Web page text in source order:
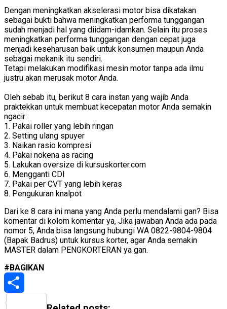
Dengan meningkatkan akselerasi motor bisa dikatakan
sebagai bukti bahwa meningkatkan performa tunggangan
sudah menjadi hal yang diidam-idamkan. Selain itu proses
meningkatkan performa tunggangan dengan cepat juga
menjadi keseharusan baik untuk konsumen maupun Anda
sebagai mekanik itu sendiri.
Tetapi melakukan modifikasi mesin motor tanpa ada ilmu
justru akan merusak motor Anda.
Oleh sebab itu, berikut 8 cara instan yang wajib Anda
praktekkan untuk membuat kecepatan motor Anda semakin
ngacir :
1. Pakai roller yang lebih ringan
2. Setting ulang spuyer
3. Naikan rasio kompresi
4. Pakai nokena as racing
5. Lakukan oversize di kursuskorter.com
6. Mengganti CDI
7. Pakai per CVT yang lebih keras
8. Pengukuran knalpot
Dari ke 8 cara ini mana yang Anda perlu mendalami gan? Bisa
komentar di kolom komentar ya, Jika jawaban Anda ada pada
nomor 5, Anda bisa langsung hubungi WA 0822-9804-9804
(Bapak Badrus) untuk kursus korter, agar Anda semakin
MASTER dalam PENGKORTERAN ya gan.
#BAGIKAN
Share